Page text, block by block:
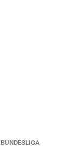
BUNDESLIGA